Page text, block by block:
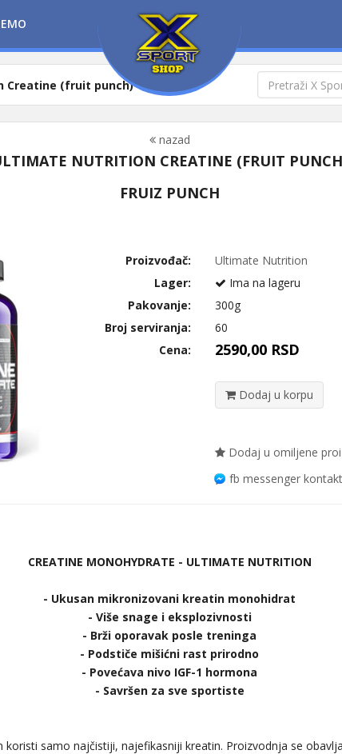
Creatine (fruit punch)
nazad
NUTRITION CREATINE (FRUIT
FRUIZ PUNCH
Proizvođač:
Ultimate Nutrition
Lager:
Ima na lageru
Pakovanje:
300g
Broj serviranja:
60
Cena:
2590,00 RSD
Dodaj u korpu
Dodaj u omiljene
fb messenger kontakt
CREATINE MONOHYDRATE - ULTIMATE NUTRITION
- Ukusan mikronizovani kreatin monohidrat
- Više snage i eksplozivnosti
- Brži oporavak posle treninga
- Podstiče mišićni rast prirodno
- Povećava nivo IGF-1 hormona
- Savršen za sve sportiste
samo najčistiji, najefikasniji kreatin. Proizvodnja se